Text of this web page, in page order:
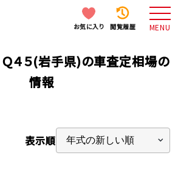
お気に入り 閲覧履歴 MENU
４５(岩手県)の車査定相場の
情報
表示順